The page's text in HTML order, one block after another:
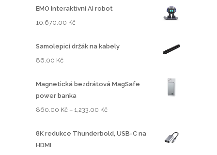
EMO Interaktivní AI robot
10,670.00 Kč
Samolepicí držák na kabely
86.00 Kč
Magnetická bezdrátová MagSafe
power banka
860.00 Kč – 1,233.00 KčR
z
8K redukce Thunderbold, USB-C na
HDMI